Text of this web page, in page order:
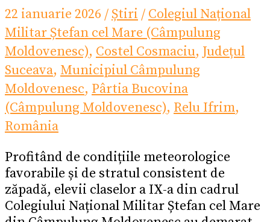
22 ianuarie 2026 / Știri / Colegiul Național
Militar Ștefan cel Mare (Câmpulung
Moldovenesc), Costel Cosmaciu, Județul
Suceava, Municipiul Câmpulung
Moldovenesc, Pârtia Bucovina
(Câmpulung Moldovenesc), Relu Ifrim,
România
Profitând de condițiile meteorologice
favorabile și de stratul consistent de
zăpadă, elevii claselor a IX-a din cadrul
Colegiului Național Militar Ștefan cel Mare